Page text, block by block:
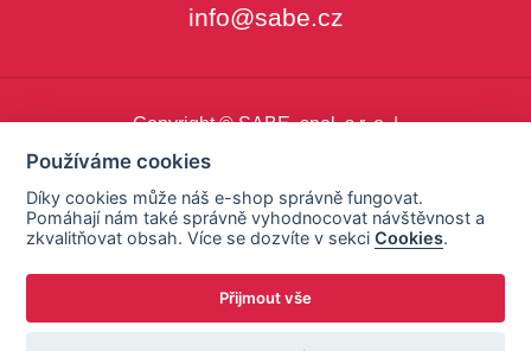
info@sabe.cz
Copyright © SABE, spol. s r. o. |
Používáme cookies
Díky cookies může náš e-shop správně fungovat.
Pomáhají nám také správně vyhodnocovat návštěvnost a
zkvalitňovat obsah. Více se dozvíte v sekciCookies.
Přijmout vše